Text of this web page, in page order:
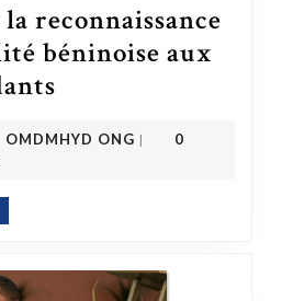
reconnaissance
béninoise aux
OMDMHYD ONG |
0
PLUS